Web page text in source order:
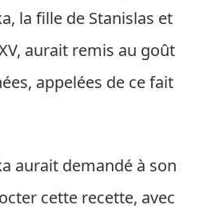
la fille de Stanislas et
aurait remis au goût
appelées de ce fait
aurait demandé à son
cette recette, avec